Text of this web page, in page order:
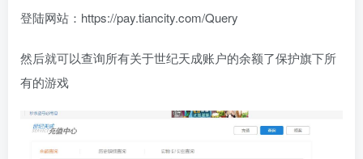
登陆网站：https://pay.tiancity.com/Query
然后就可以查询所有关于世纪天成账户的余额了保护旗下所
有的游戏